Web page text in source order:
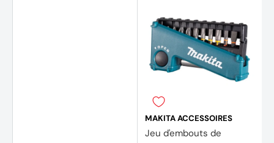
(1
MAKITA ACCESSOIRES
Jeu d'embouts de